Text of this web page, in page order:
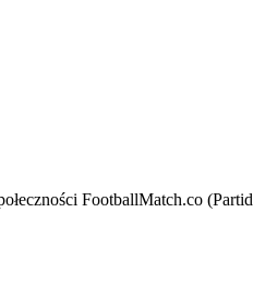
FootballMatch.co